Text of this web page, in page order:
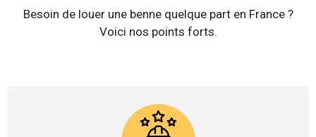
Besoin de louer une benne quelque part en France ?
Voici nos points forts.